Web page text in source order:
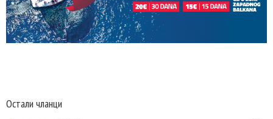
Остали чланци